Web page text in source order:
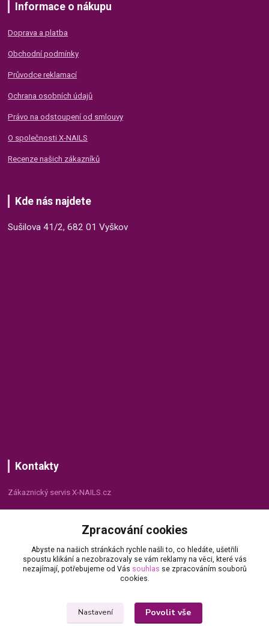
Informace o nákupu
Doprava a platba
Obchodní podmínky
Průvodce reklamací
Ochrana osobních údajů
Právo na odstoupení od smlouvy
O společnosti X-NAILS
Recenze našich zákazníků
Kde nás najdete
Sušilova 41/2, 682 01 Vyškov
Kontakty
Zákaznický servis X-NAILS.cz
+420 735 055 075
(Po - Pá, 8 - 16 hod.)
info@x-nails.cz
Zpracování cookies
Abyste na našich stránkách rychle našli to, co hledáte, ušetřili
spoustu klikání a nezobrazovaly se vám reklamy na věci, které vás
nezajímají, potřebujeme od Vás souhlas se zpracováním souborů
cookies.
Nastavení Povolit vše